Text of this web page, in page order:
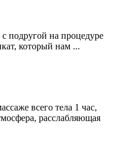
подругой на процедуре
который нам ...
всего тела 1 час,
расслабляющая